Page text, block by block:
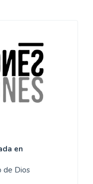
en
de Dios